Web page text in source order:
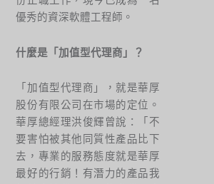
優秀的資深軟體工程師。
什麼是「加值型代理商」？
「加值型代理商」，就是華厚
股份有限公司在市場的定位。
華厚總經理洪俊輝曾說：「不
要害怕被其他同質性產品比下
去，專業的服務態度就是華厚
最好的行銷！有潛力的產品我